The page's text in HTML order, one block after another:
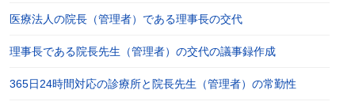
医療法人の院長（管理者）である理事長の交代
理事長である院長先生（管理者）の交代の議事録作成
365日24時間対応の診療所と院長先生（管理者）の常勤性